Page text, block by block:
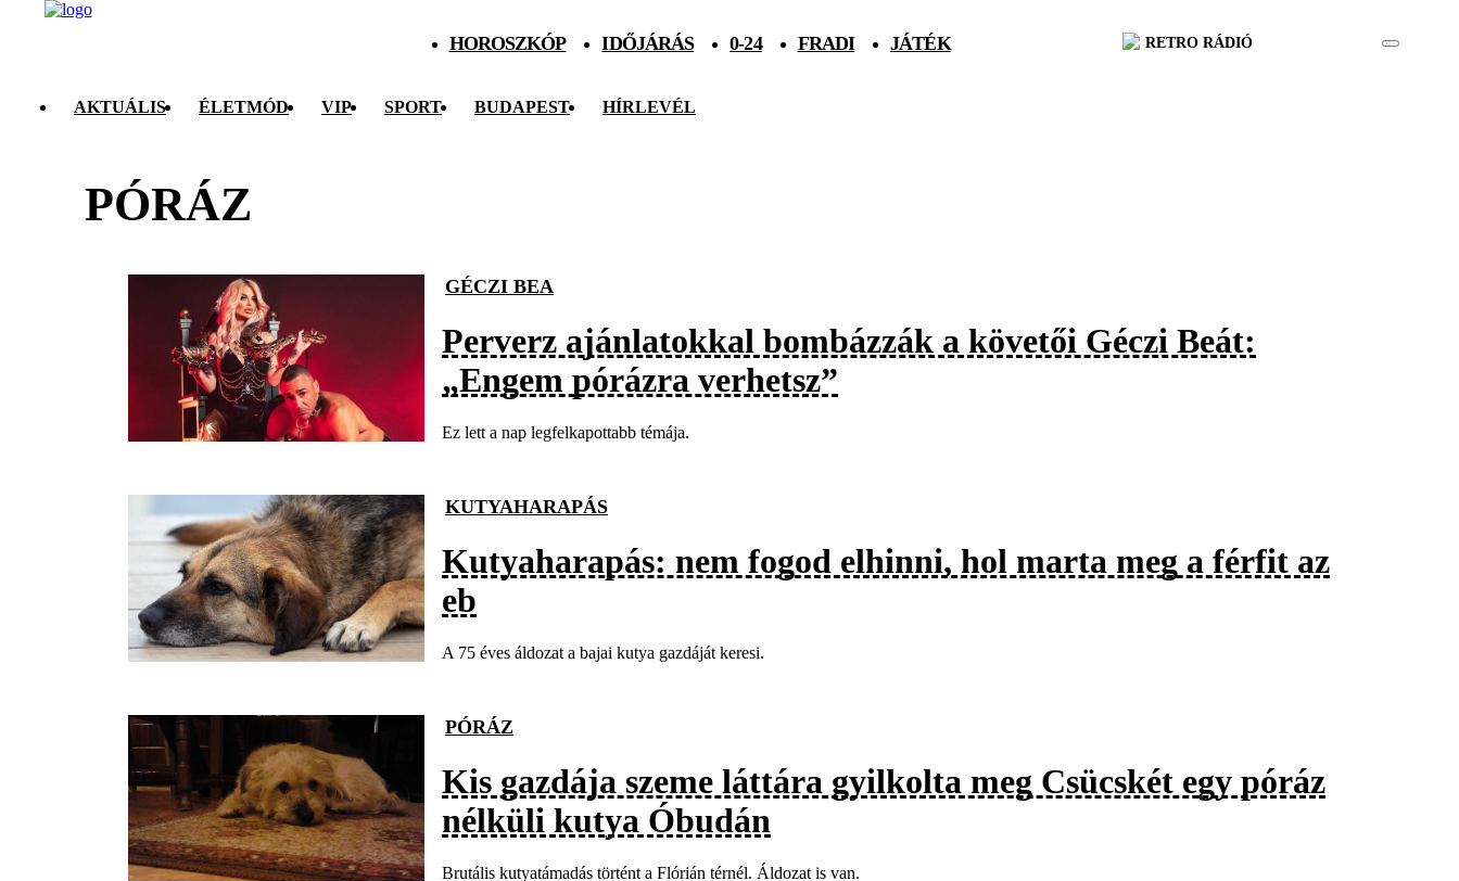
HOROSZKÓP IDŐJÁRÁS 0-24 FRADI JÁTÉK RETRO RÁDIÓ
AKTUÁLIS ÉLETMÓD VIP SPORT BUDAPEST HÍRLEVÉL
PÓRÁZ
GÉCZI BEA
Perverz ajánlatokkal bombázzák a követői Géczi Beát:
„Engem pórázra verhetsz”
Ez lett a nap legfelkapottabb témája.
KUTYAHARAPÁS
Kutyaharapás: nem fogod elhinni, hol marta meg a férfit az
eb
A 75 éves áldozat a bajai kutya gazdáját keresi.
PÓRÁZ
Kis gazdája szeme láttára gyilkolta meg Csücskét egy póráz
nélküli kutya Óbudán
Brutális kutyatámadás történt a Flórián térnél. Áldozat is van.